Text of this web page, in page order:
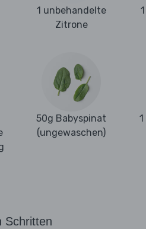
1 unbehandelte
Zitrone
50g Babyspinat
(ungewaschen)
Schritten